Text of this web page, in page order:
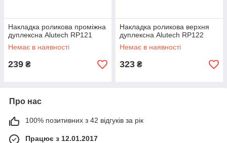
Накладка роликова проміжна
дуплексна Alutech RP121
Немає в наявності
239 ₴
Накладка роликова верхня
дуплексна Alutech RP122
Немає в наявності
323 ₴
Про нас
100% позитивних з 42 відгуків за рік
Працює з 12.01.2017